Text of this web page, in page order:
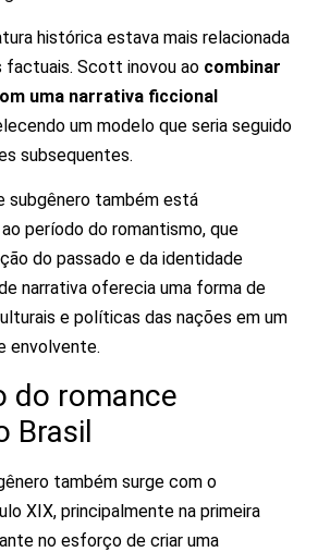
histórica estava mais relacionada
factuais. Scott inovou ao combinar
uma narrativa ficcional
um modelo que seria seguido
subsequentes.
subgênero também está
período do romantismo, que
do passado e da identidade
narrativa oferecia uma forma de
e políticas das nações em um
envolvente.
do romance
Brasil
também surge com o
XIX, principalmente na primeira
no esforço de criar uma